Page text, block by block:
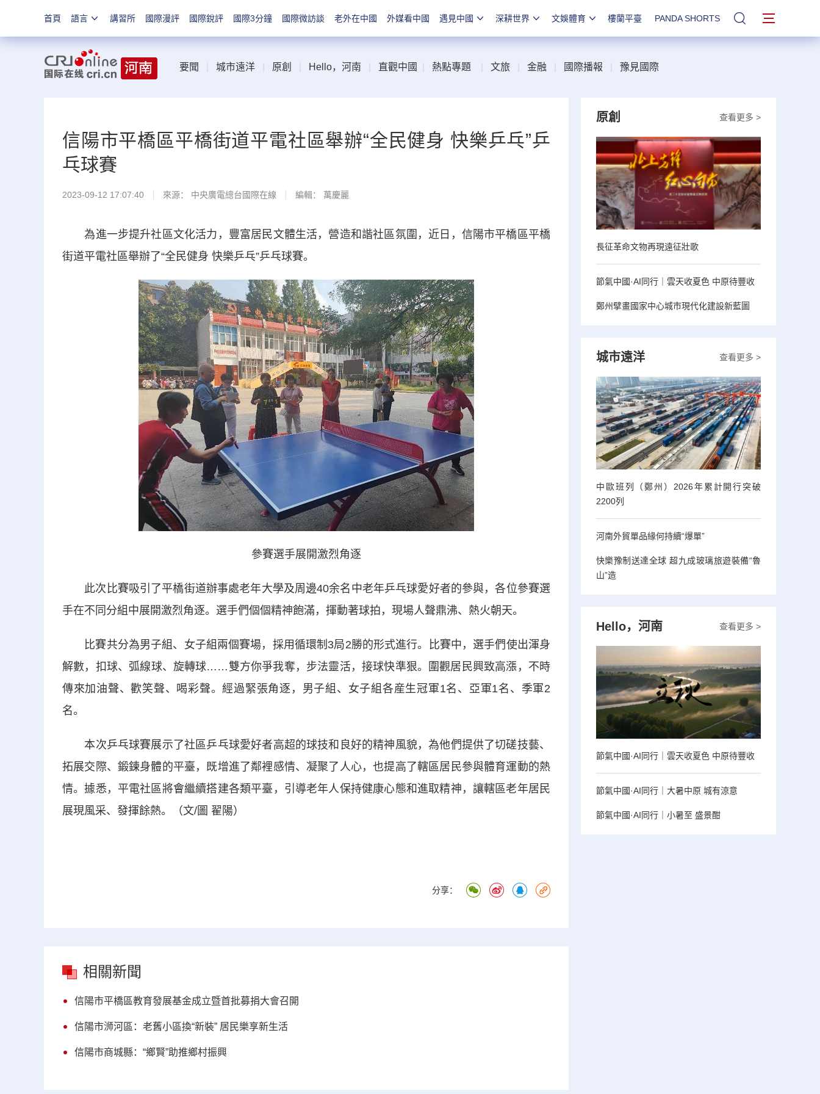
首頁 語言 講習所 國際漫評 國際銳評 國際3分鐘 國際微訪談 老外在中國 外媒看中國 遇見中國 深耕世界 文娛體育 樓蘭平臺 PANDA SHORTS 站內搜索
要聞 城市遠洋 原創 Hello，河南 直觀中國 熱點專題 文旅 金融 國際播報 豫見國際
信陽市平橋區平橋街道平電社區舉辦“全民健身 快樂乒乓”乒
乓球賽
2023-09-12 17:07:40 來源： 中央廣電總台國際在線 編輯： 萬慶麗
為進一步提升社區文化活力，豐富居民文體生活，營造和諧社區氛圍，近日，信陽市平橋區平橋
街道平電社區舉辦了“全民健身 快樂乒乓”乒乓球賽。
參賽選手展開激烈角逐
此次比賽吸引了平橋街道辦事處老年大學及周邊40余名中老年乒乓球愛好者的參與，各位參賽選
手在不同分組中展開激烈角逐。選手們個個精神飽滿，揮動著球拍，現場人聲鼎沸、熱火朝天。
比賽共分為男子組、女子組兩個賽場，採用循環制3局2勝的形式進行。比賽中，選手們使出渾身
解數，扣球、弧線球、旋轉球……雙方你爭我奪，步法靈活，接球快準狠。圍觀居民興致高漲，不時
傳來加油聲、歡笑聲、喝彩聲。經過緊張角逐，男子組、女子組各産生冠軍1名、亞軍1名、季軍2
名。
本次乒乓球賽展示了社區乒乓球愛好者高超的球技和良好的精神風貌，為他們提供了切磋技藝、
拓展交際、鍛鍊身體的平臺，既增進了鄰裡感情、凝聚了人心，也提高了轄區居民參與體育運動的熱
情。據悉，平電社區將會繼續搭建各類平臺，引導老年人保持健康心態和進取精神，讓轄區老年居民
展現風采、發揮餘熱。（文/圖 翟陽）
分享：
相關新聞
信陽市平橋區教育發展基金成立暨首批募捐大會召開
信陽市浉河區：老舊小區換“新裝” 居民樂享新生活
信陽市商城縣：“鄉賢”助推鄉村振興
查看更多 >
原創
長征革命文物再現遠征壯歌
節氣中國·AI同行｜雲天收夏色 中原待豐收
鄭州擘畫國家中心城市現代化建設新藍圖
查看更多 >
城市遠洋
中歐班列（鄭州）2026年累計開行突破
2200列
河南外貿單品緣何持續“爆單”
快樂豫制送達全球 超九成玻璃旅遊裝備“魯
山”造
查看更多 >
Hello，河南
節氣中國·AI同行｜雲天收夏色 中原待豐收
節氣中國·AI同行｜大暑中原 城有涼意
節氣中國·AI同行｜小暑至 盛景酣